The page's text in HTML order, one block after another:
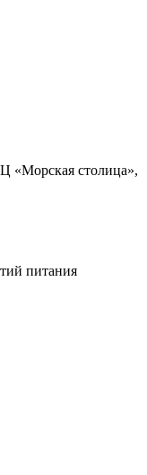
«Морская столица»,
питания